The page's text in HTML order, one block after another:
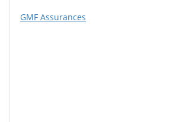
GMF Assurances